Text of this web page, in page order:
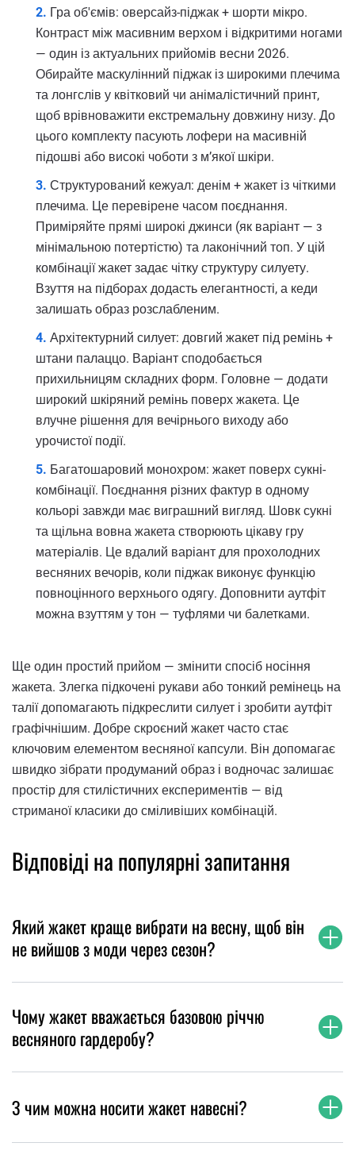
Гра об'ємів: оверсайз-піджак + шорти мікро.
Контраст між масивним верхом і відкритими ногами
— один із актуальних прийомів весни 2026.
Обирайте маскулінний піджак із широкими плечима
та лонгслів у квітковий чи анімалістичний принт,
щоб врівноважити екстремальну довжину низу. До
цього комплекту пасують лофери на масивній
підошві або високі чоботи з м’якої шкіри.
Структурований кежуал: денім + жакет із чіткими
плечима. Це перевірене часом поєднання.
Приміряйте прямі широкі джинси (як варіант — з
мінімальною потертістю) та лаконічний топ. У цій
комбінації жакет задає чітку структуру силуету.
Взуття на підборах додасть елегантності, а кеди
залишать образ розслабленим.
Архітектурний силует: довгий жакет під ремінь +
штани палаццо. Варіант сподобається
прихильницям складних форм. Головне — додати
широкий шкіряний ремінь поверх жакета. Це
влучне рішення для вечірнього виходу або
урочистої події.
Багатошаровий монохром: жакет поверх сукні-
комбінації. Поєднання різних фактур в одному
кольорі завжди має виграшний вигляд. Шовк сукні
та щільна вовна жакета створюють цікаву гру
матеріалів. Це вдалий варіант для прохолодних
весняних вечорів, коли піджак виконує функцію
повноцінного верхнього одягу. Доповнити аутфіт
можна взуттям у тон — туфлями чи балетками.
Ще один простий прийом — змінити спосіб носіння
жакета. Злегка підкочені рукави або тонкий ремінець на
талії допомагають підкреслити силует і зробити аутфіт
графічнішим. Добре скроєний жакет часто стає
ключовим елементом весняної капсули. Він допомагає
швидко зібрати продуманий образ і водночас залишає
простір для стилістичних експериментів — від
стриманої класики до сміливіших комбінацій.
Відповіді на популярні запитання
Який жакет краще вибрати на весну, щоб він
не вийшов з моди через сезон?
Чому жакет вважається базовою річчю
весняного гардеробу?
З чим можна носити жакет навесні?